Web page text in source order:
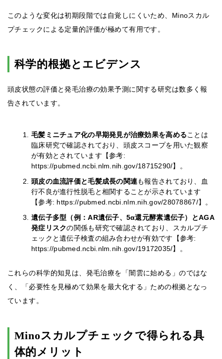
このような変化は初期段階では自覚しにくいため、Minoスカル
プチェックによる定量的評価が極めて有用です。
科学的根拠とエビデンス
頭皮状態の評価と発毛治療の効果予測に関する研究は数多く報
告されています。
毛髪ミニチュア化の早期発見が治療効果を高めることは
臨床研究で確認されており、頭皮スコープを用いた観察
が有効とされています【参考:
https://pubmed.ncbi.nlm.nih.gov/18715290/】。
頭皮の血流評価と毛髪成長の関連も報告されており、血
行不良が進行性脱毛と相関することが示されています
【参考: https://pubmed.ncbi.nlm.nih.gov/28078867/】。
遺伝子多型（例：AR遺伝子、5α還元酵素遺伝子）とAGA
発症リスクの関係も研究で確認されており、スカルプチ
ェックと遺伝子検査の組み合わせが有効です【参考:
https://pubmed.ncbi.nlm.nih.gov/19172035/】。
これらの科学的知見は、発毛治療を「闇雲に始める」のではな
く、「必要性を見極めて効果を最大化する」ための根拠となっ
ています。
Minoスカルプチェックで得られる具
体的メリット